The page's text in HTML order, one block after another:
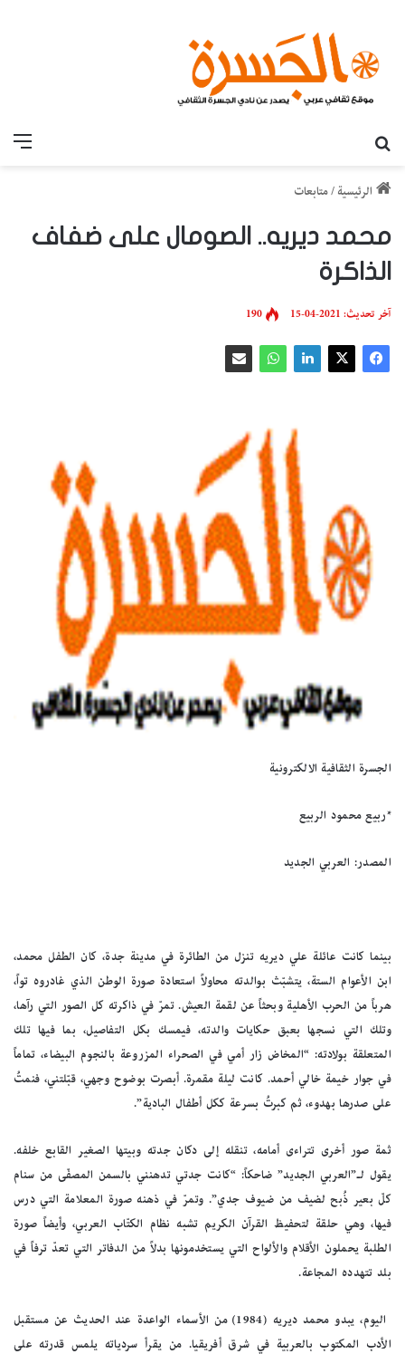
الرئيسية /متابعات
محمد ديريه.. الصومال على ضفاف
الذاكرة
آخر تحديث: 2021-04-15 190
الجسرة الثقافية الالكترونية
*ربيع محمود الربيع
المصدر: العربي الجديد
بينما كانت عائلة علي ديريه تنزل من الطائرة في مدينة جدة، كان الطفل محمد،
ابن الأعوام الستة، يتشبّث بوالدته محاولاً استعادة صورة الوطن الذي غادروه تواً،
هرباً من الحرب الأهلية وبحثاً عن لقمة العيش. تمرّ في ذاكرته كل الصور التي رآها،
وتلك التي نسجها بعبق حكايات والدته، فيمسك بكل التفاصيل، بما فيها تلك
المتعلقة بولادته: “المخاض زار أمي في الصحراء المزروعة بالنجوم البيضاء، تماماً
في جوار خيمة خالي أحمد. كانت ليلة مقمرة. أبصرت بوضوح وجهي، قبّلتني، فنمتُ
على صدرها بهدوء، ثم كبرتُ بسرعة ككل أطفال البادية”.
ثمة صور أخرى تتراءى أمامه، تنقله إلى دكان جدته وبيتها الصغير القابع خلفه.
يقول لـ”العربي الجديد” ضاحكاً: “كانت جدتي تدهنني بالسمن المصفّى من سنام
كلّ بعير ذُبح لضيف من ضيوف جدي”. وتمرّ في ذهنه صورة المعلامة التي درس
فيها، وهي حلقة لتحفيظ القرآن الكريم تشبه نظام الكتّاب العربي، وأيضاً صورة
الطلبة يحملون الأقلام والألواح التي يستخدمونها بدلاً من الدفاتر التي تعدّ ترفاً في
بلد تتهدده المجاعة.
اليوم، يبدو محمد ديريه (1984) من الأسماء الواعدة عند الحديث عن مستقبل
الأدب المكتوب بالعربية في شرق أفريقيا. من يقرأ سردياته يلمس قدرته على